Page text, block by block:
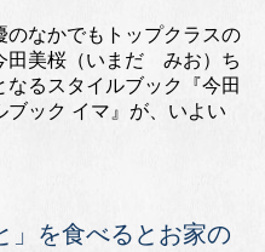
のなかでもトップクラスの
田美桜（いまだ みお）ち
なるスタイルブック『今田
ブック イマ』が、いよい
」を食べるとお家の